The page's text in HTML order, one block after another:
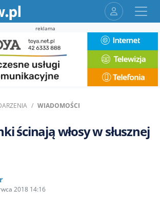
reklama
WIADOMOŚCI
ścinają włosy w słusznej
2018 14:16